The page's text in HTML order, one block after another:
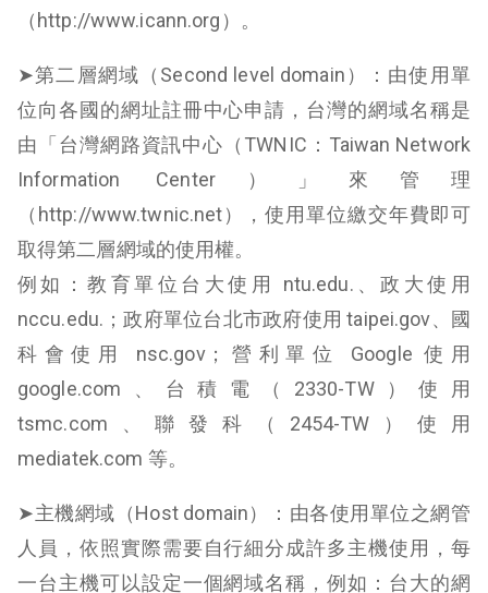
（http://www.icann.org）。
➤第二層網域（Second level domain）：由使用單
位向各國的網址註冊中心申請，台灣的網域名稱是
由「台灣網路資訊中心（TWNIC：Taiwan Network
Information Center）」來管理
（http://www.twnic.net），使用單位繳交年費即可
取得第二層網域的使用權。
例如：教育單位台大使用 ntu.edu.、政大使用
nccu.edu.；政府單位台北市政府使用 taipei.gov、國
科會使用 nsc.gov；營利單位 Google 使用
google.com、台積電（2330-TW）使用
tsmc.com、聯發科（2454-TW）使用
mediatek.com 等。
➤主機網域（Host domain）：由各使用單位之網管
人員，依照實際需要自行細分成許多主機使用，每
一台主機可以設定一個網域名稱，例如：台大的網